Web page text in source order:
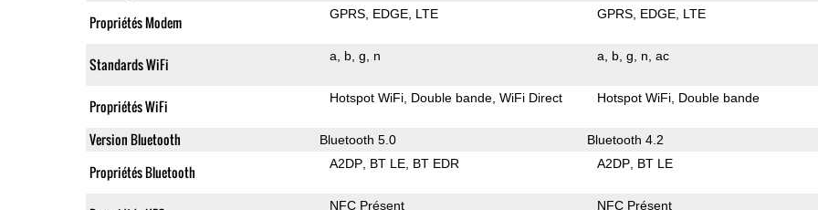
Propriétés Modem GPRS EDGE LTE GPRS EDGE LTE
Standards WiFi a b g n a b g n ac
Propriétés WiFi Hotspot WiFi Double bande WiFi Direct Hotspot WiFi Double bande
Version Bluetooth Bluetooth 5.0 Bluetooth 4.2
Propriétés Bluetooth A2DP BT LE BT EDR A2DP BT LE
NFC Présent NFC Présent